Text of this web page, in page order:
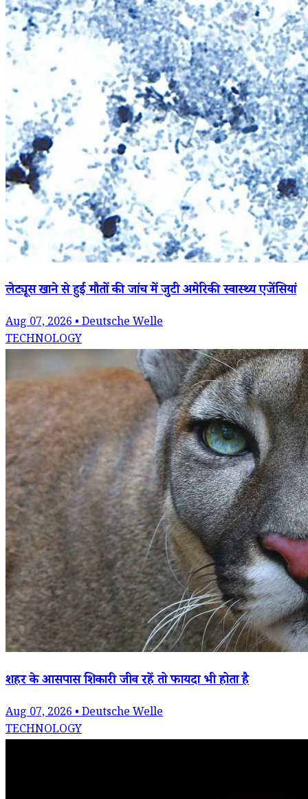
लेट्यूस खाने से हुई मौतों की जांच में जुटी अमेरिकी स्वास्थ्य एजेंसियां
Aug 07, 2026 • Deutsche Welle
TECHNOLOGY
शहर के आसपास शिकारी जीव रहें तो फायदा भी होता है
Aug 07, 2026 • Deutsche Welle
TECHNOLOGY